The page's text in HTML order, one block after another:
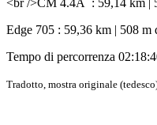
Edge 705 : 59,36 km | 508 m
Tempo di percorrenza
Tradotto, mostra originale